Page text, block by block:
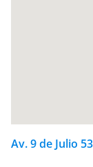
Av. 9 de Julio